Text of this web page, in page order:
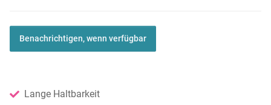
Lange Haltbarkeit
Benachrichtigen, wenn verfügbar